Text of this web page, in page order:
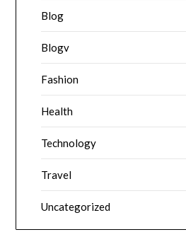
Blog
Blogv
Fashion
Health
Technology
Travel
Uncategorized